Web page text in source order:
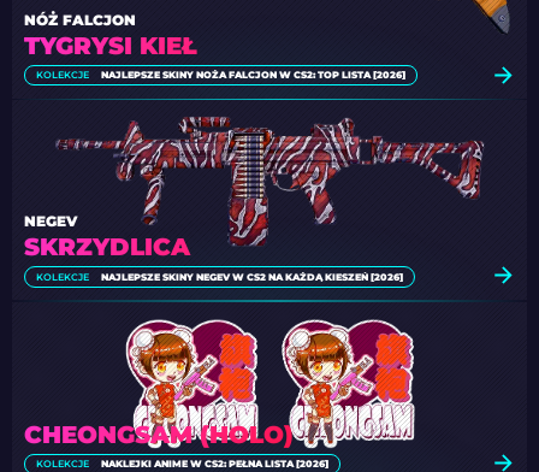
TYGRYSI KIEŁ
NÓŻ FALCJON
KOLEKCJE NAJLEPSZE SKINY NOŻA FALCJON W CS2: TOP LISTA [2026]
SKRZYDLICA
NEGEV
KOLEKCJE NAJLEPSZE SKINY NEGEV W CS2 NA KAŻDĄ KIESZEŃ [2026]
CHEONGSAM (HOLO)
KOLEKCJE NAKLEJKI ANIME W CS2: PEŁNA LISTA [2026]